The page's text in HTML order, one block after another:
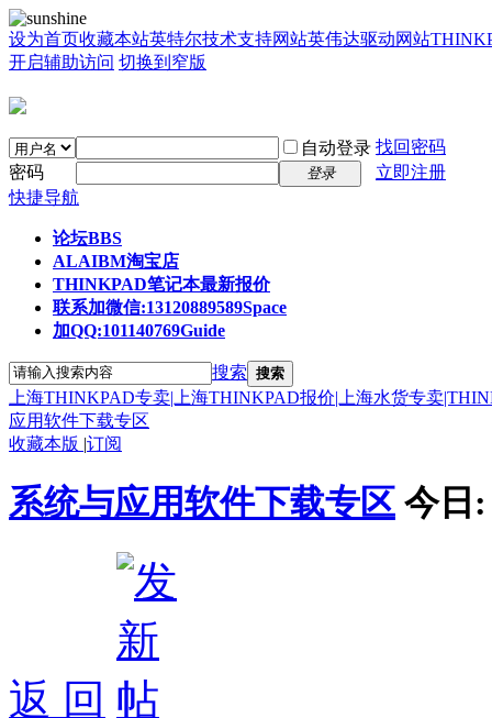
设为首页收藏本站英特尔技术支持网站英伟达驱动网站
开启辅助访问 切换到窄版
自动登录 找回密码
密码
登录
立即注册
快捷导航
论坛BBS
ALAIBM淘宝店
THINKPAD笔记本最新报价
联系加微信:13120889589Space
加QQ:101140769Guide
搜索 搜索
上海THINKPAD专卖|上海THINKPAD报价|上海水货专卖
应用软件下载专区
收藏本版 |订阅
系统与应用软件下载专区 今日
返 回